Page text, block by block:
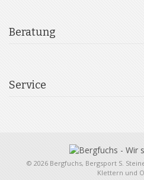
Beratung
Service
© 2026 Bergfuchs, Bergsport S.
Klettern und